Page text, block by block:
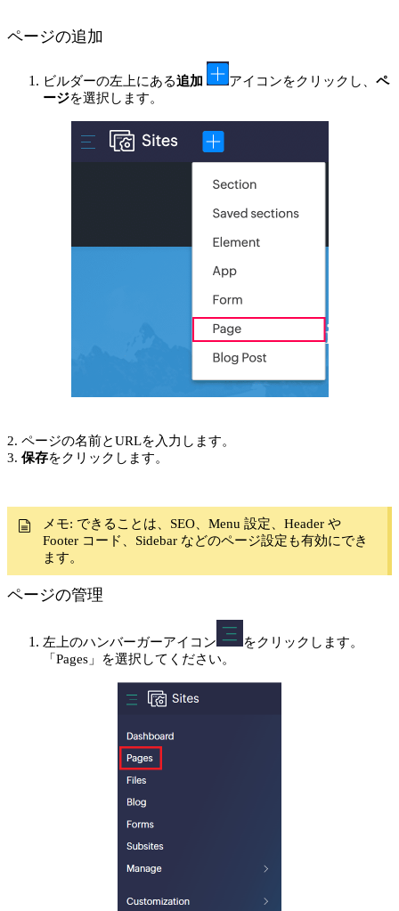
ページの追加
ビルダーの左上にある追加 アイコンをクリックし、 ペ
ージを選択します。
2. ページの名前とURLを入力します。
3. 保存をクリックします。
メモ: できることは、SEO、Menu 設定、Header や
Footer コード、Sidebar などのページ設定も有効にでき
ます。
ページの管理
左上のハンバーガーアイコン
をクリックします。
「Pages」を選択してください。